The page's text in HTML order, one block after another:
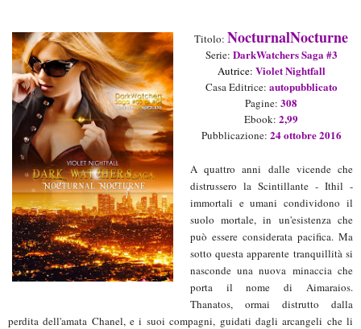
Titolo: NocturnalNocturne
Serie: DarkWatchers Saga #3
Autrice: Violet Nightfall
Casa Editrice: autopubblicato
Pagine: 308
Ebook:2,99
Pubblicazione: 24ottobre 2016
A quattro anni dalle vicende che
distrussero la Scintillante - Ithil -
immortali e umani condividono il
suolo mortale, in un'esistenza che
può essere considerata pacifica. Ma
sotto questa apparente tranquillità si
nasconde una nuova minaccia che
porta il nome di Aimaraios.
Thanatos, ormai distrutto dalla
perdita dell'amata Chanel, e i suoi compagni, guidati dagli arcangeli che li